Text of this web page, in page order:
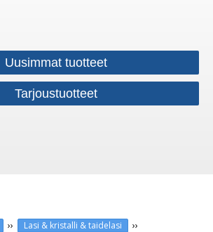
Uusimmat tuotteet
Tarjoustuotteet
›› Lasi & kristalli & taidelasi ››